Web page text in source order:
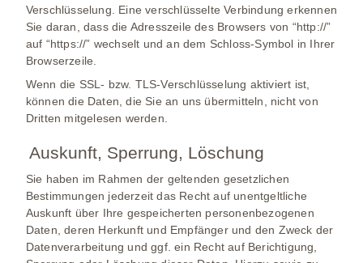
Verschlüsselung. Eine verschlüsselte Verbindung erkennen
Sie daran, dass die Adresszeile des Browsers von “http://”
auf “https://” wechselt und an dem Schloss-Symbol in Ihrer
Browserzeile.
Wenn die SSL- bzw. TLS-Verschlüsselung aktiviert ist,
können die Daten, die Sie an uns übermitteln, nicht von
Dritten mitgelesen werden.
Auskunft, Sperrung, Löschung
Sie haben im Rahmen der geltenden gesetzlichen
Bestimmungen jederzeit das Recht auf unentgeltliche
Auskunft über Ihre gespeicherten personenbezogenen
Daten, deren Herkunft und Empfänger und den Zweck der
Datenverarbeitung und ggf. ein Recht auf Berichtigung,